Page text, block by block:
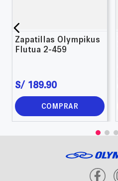
Zapatillas Olympikus
Flutua 2-459
S/ 189.90
COMPRAR